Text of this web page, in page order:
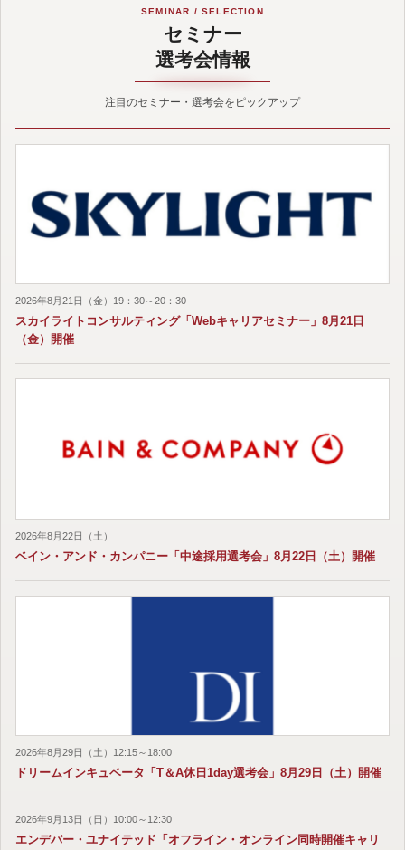
SEMINAR / SELECTION
セミナー
選考会情報
注目のセミナー・選考会をピックアップ
2026年8月21日（金）19：30～20：30
スカイライトコンサルティング「Webキャリアセミナー」8月21日
（金）開催
2026年8月22日（土）
ベイン・アンド・カンパニー「中途採用選考会」8月22日（土）開催
2026年8月29日（土）12:15～18:00
ドリームインキュベータ「T＆A休日1day選考会」8月29日（土）開催
2026年9月13日（日）10:00～12:30
エンデバー・ユナイテッド「オフライン・オンライン同時開催キャリ